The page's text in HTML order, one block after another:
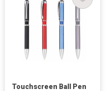
Touchscreen Ball Pen